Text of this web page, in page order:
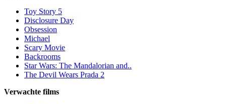
Toy Story 5
Disclosure Day
Obsession
Michael
Scary Movie
Backrooms
Star Wars: The Mandalorian and..
The Devil Wears Prada 2
Verwachte films